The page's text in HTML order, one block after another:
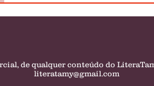
de qualquer conteúdo do
literatamy@gmail.com